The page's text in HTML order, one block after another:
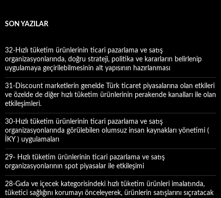
a
SON YAZILAR
32-Hızlı tüketim ürünlerinin ticari pazarlama ve satış
organizasyonlarında, doğru strateji, politika ve kararların belirlenip
uygulamaya geçirilebilmesinin alt yapısının hazırlanması
31-Discount marketlerin genelde Türk ticaret piyasalarına olan etkileri
ve özelde de diğer hızlı tüketim ürünlerinin perakende kanalları ile olan
etkileşimleri.
30-Hızlı tüketim ürünlerinin ticari pazarlama ve satış
organizasyonlarında görülebilen olumsuz insan kaynakları yönetimi (
İKY ) uygulamaları
29- Hızlı tüketim ürünlerinin ticari pazarlama ve satış
organizasyonlarının spot piyasalar ile etkileşimi
28-Gıda ve içecek kategorisindeki hızlı tüketim ürünleri imalatında,
tüketici sağlığını korumayı önceleyerek, ürünlerin satışlarını sıçratacak